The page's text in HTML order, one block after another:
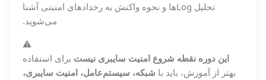
تحلیل Logها و نحوه واکنش به رخدادهای امنیتی آشنا
می‌شوید.
⚠️
این دوره نقطه شروع امنیت سایبری نیست برای استفاده
بهتر از آموزش، باید با شبکه، سیستم‌عامل، امنیت سایبری،